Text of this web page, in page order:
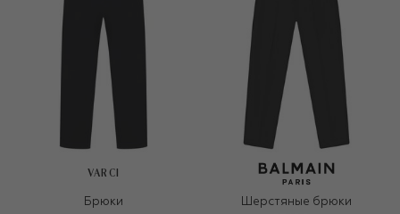
VARCI
Брюки
Шерстяные брюки